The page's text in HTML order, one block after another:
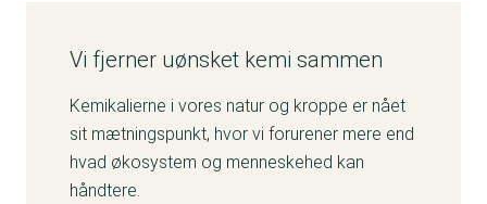
Vi fjerner uønsket kemi sammen
Kemikalierne i vores natur og kroppe er nået
sit mætningspunkt, hvor vi forurener mere end
hvad økosystem og menneskehed kan
håndtere.